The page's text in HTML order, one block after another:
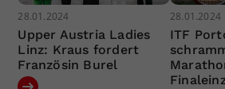
28.01.2024
Upper Austria Ladies
Linz: Kraus fordert
Französin Burel
28.01.2024
ITF